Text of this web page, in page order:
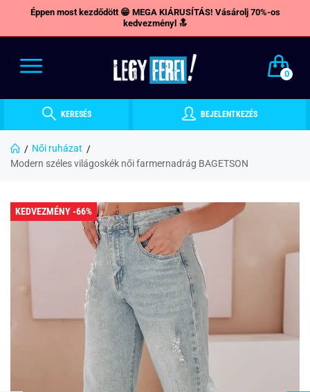
Éppen most kezdődött 😁 MEGA KIÁRUSÍTÁS! Vásárolj 70%-os
kedvezményl 🔝
0
KERESÉS BEJELENTKEZÉS
Női ruházat
Modern széles világoskék női farmernadrág BAGETSON
KEDVEZMÉNY -66%